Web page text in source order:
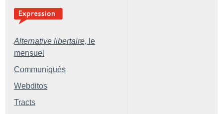
Alternative libertaire, le
mensuel
Communiqués
Webditos
Tracts